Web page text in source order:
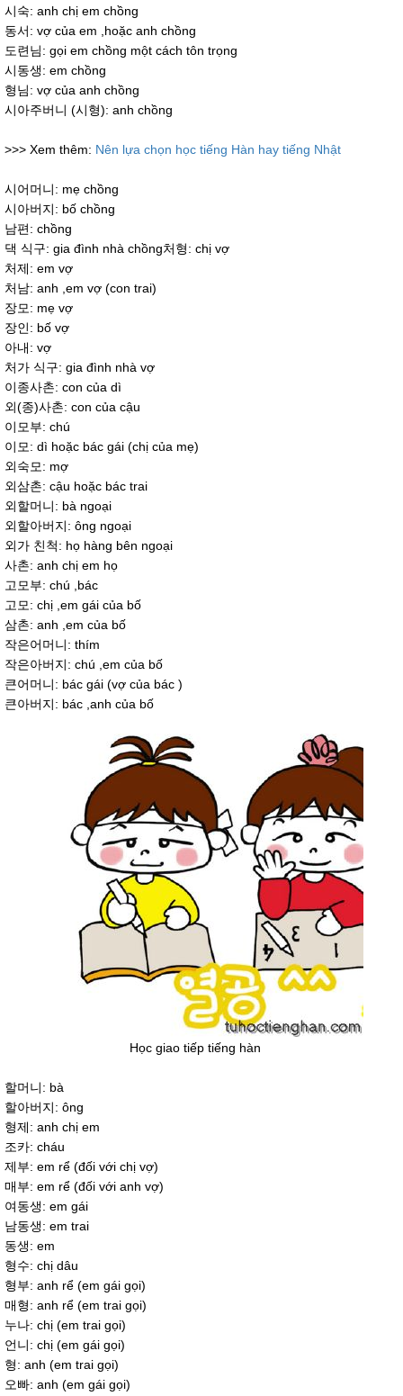
시숙: anh chị em chồng
동서: vợ của em ,hoặc anh chồng
도련님: gọi em chồng một cách tôn trọng
시동생: em chồng
형님: vợ của anh chồng
시아주버니 (시형): anh chồng
>>> Xem thêm: Nên lựa chọn học tiếng Hàn hay tiếng Nhật
시어머니: mẹ chồng
시아버지: bố chồng
남편: chồng
댁 식구: gia đình nhà chồng처형: chị vợ
처제: em vợ
처남: anh ,em vợ (con trai)
장모: mẹ vợ
장인: bố vợ
아내: vợ
처가 식구: gia đình nhà vợ
이종사촌: con của dì
외(종)사촌: con của cậu
이모부: chú
이모: dì hoặc bác gái (chị của mẹ)
외숙모: mợ
외삼촌: cậu hoặc bác trai
외할머니: bà ngoại
외할아버지: ông ngoại
외가 친척: họ hàng bên ngoại
사촌: anh chị em họ
고모부: chú ,bác
고모: chị ,em gái của bố
삼촌: anh ,em của bố
작은어머니: thím
작은아버지: chú ,em của bố
큰어머니: bác gái (vợ của bác )
큰아버지: bác ,anh của bố
Học giao tiếp tiếng hàn
할머니: bà
할아버지: ông
형제: anh chị em
조카: cháu
제부: em rể (đối với chị vợ)
매부: em rể (đối với anh vợ)
여동생: em gái
남동생: em trai
동생: em
형수: chị dâu
형부: anh rể (em gái gọi)
매형: anh rể (em trai gọi)
누나: chị (em trai gọi)
언니: chị (em gái gọi)
형: anh (em trai gọi)
오빠: anh (em gái gọi)